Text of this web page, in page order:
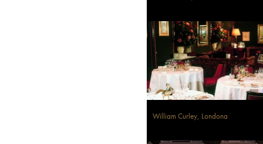
William Curley, Londona